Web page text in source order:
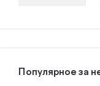
Популярное за